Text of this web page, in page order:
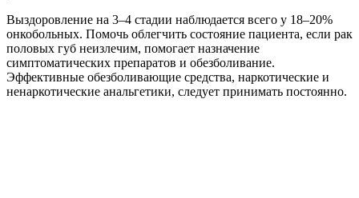
Выздоровление на 3–4 стадии наблюдается всего у 18–20%
онкобольных. Помочь облегчить состояние пациента, если рак
половых губ неизлечим, помогает назначение
симптоматических препаратов и обезболивание.
Эффективные обезболивающие средства, наркотические и
ненаркотические анальгетики, следует принимать постоянно.